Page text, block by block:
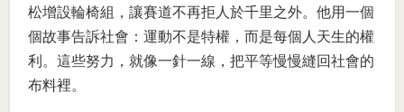
松增設輪椅組，讓賽道不再拒人於千里之外。他用一個
個故事告訴社會：運動不是特權，而是每個人天生的權
利。這些努力，就像一針一線，把平等慢慢縫回社會的
布料裡。